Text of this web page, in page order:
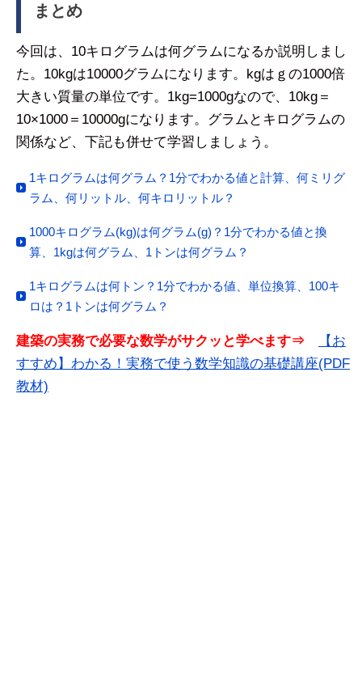
まとめ
今回は、10キログラムは何グラムになるか説明しまし
た。10kgは10000グラムになります。kgはｇの1000倍
大きい質量の単位です。1kg=1000gなので、10kg＝
10×1000＝10000gになります。グラムとキログラムの
関係など、下記も併せて学習しましょう。
1キログラムは何グラム？1分でわかる値と計算、何ミリグ
ラム、何リットル、何キロリットル？
1000キログラム(kg)は何グラム(g)？1分でわかる値と換
算、1kgは何グラム、1トンは何グラム？
1キログラムは何トン？1分でわかる値、単位換算、100キ
ロは？1トンは何グラム？
建築の実務で必要な数学がサクッと学べます⇒
【お
すすめ】わかる！実務で使う数学知識の基礎講座(PDF
教材)